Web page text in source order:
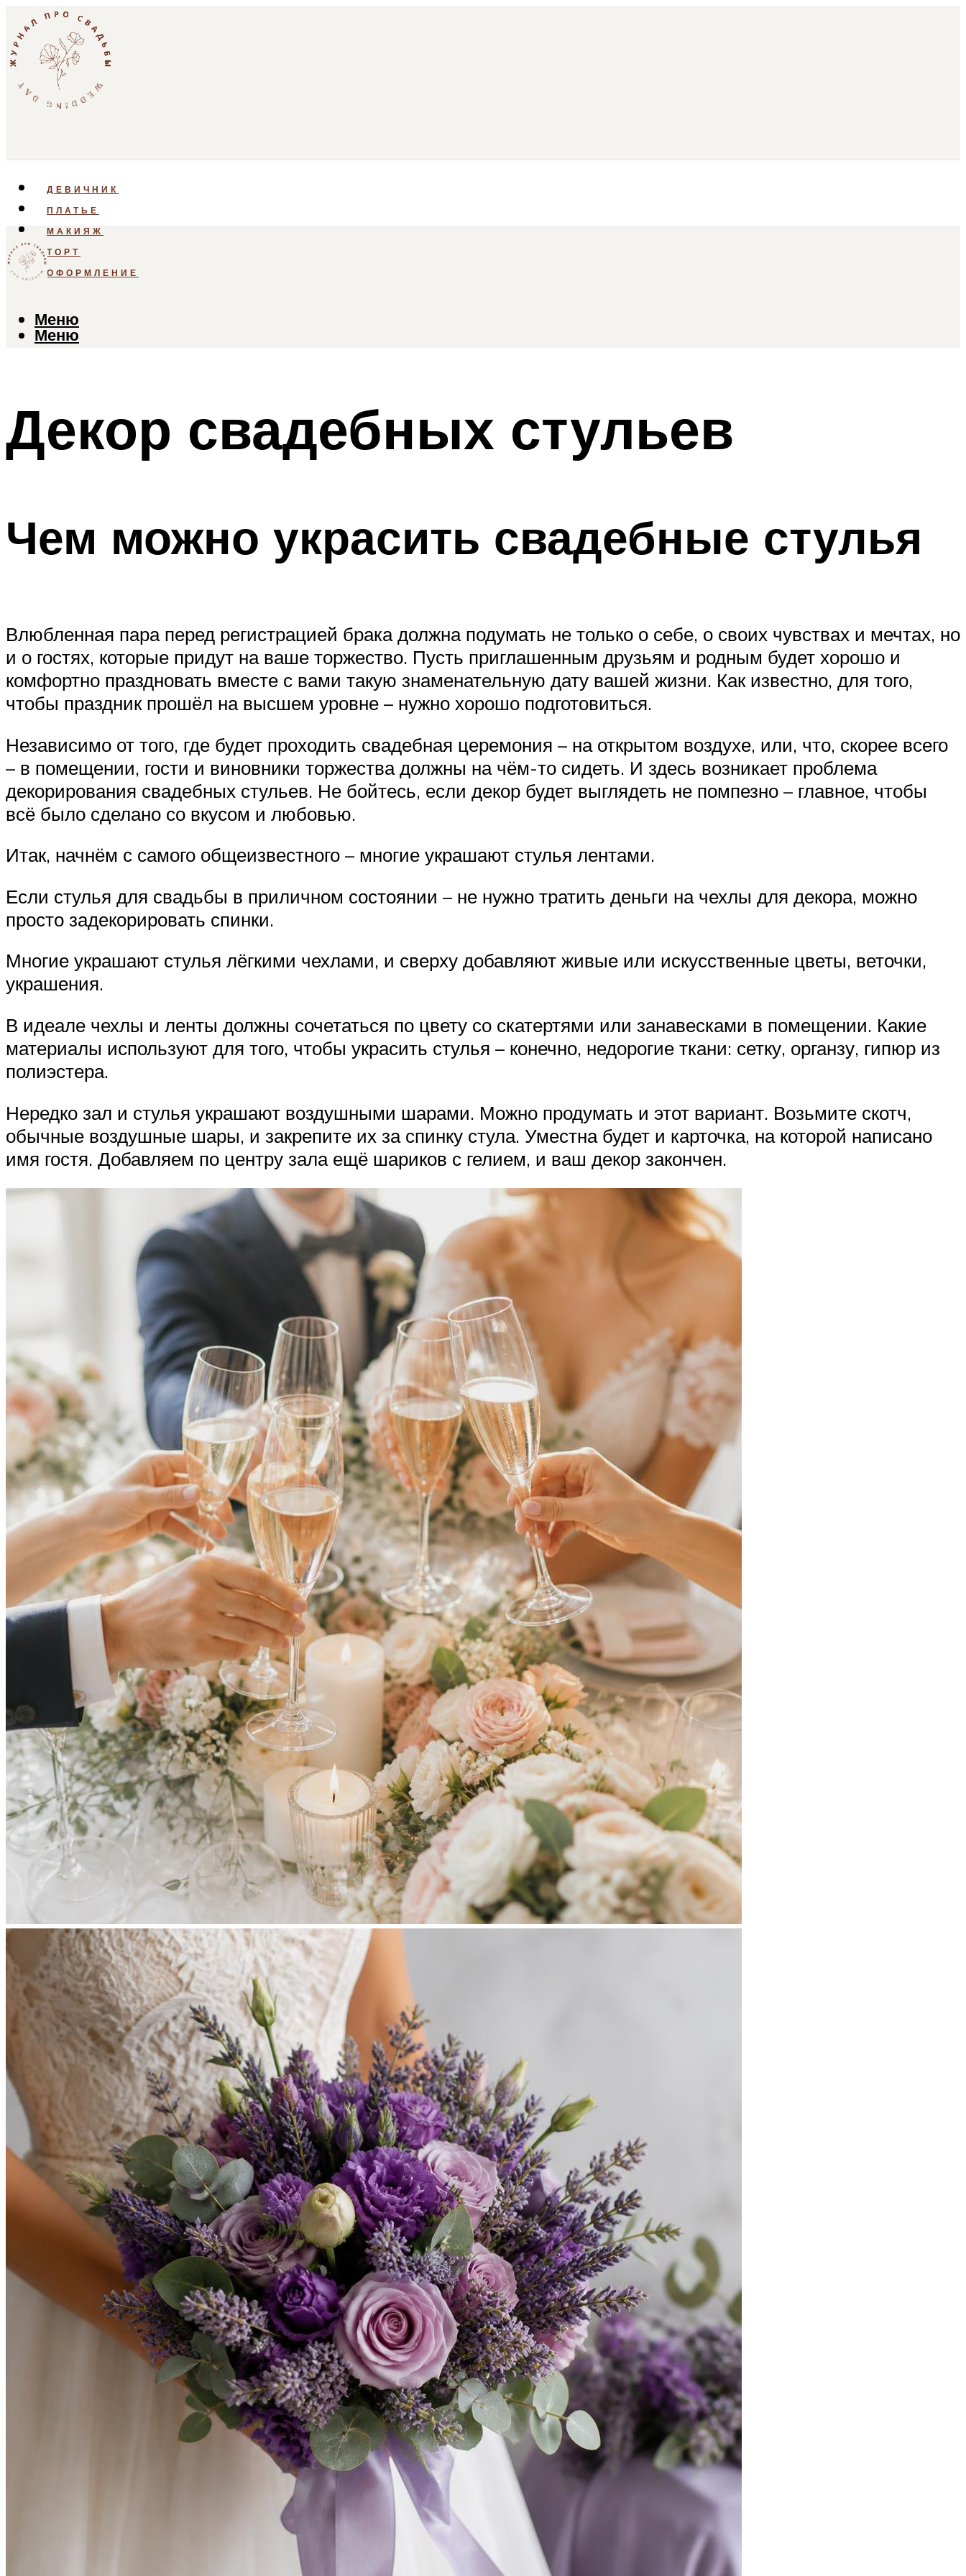
ДЕВИЧНИК
ПЛАТЬЕ
МАКИЯЖ
ТОРТ
ОФОРМЛЕНИЕ
Меню
Меню
Декор свадебных стульев
Чем можно украсить свадебные стулья
Влюбленная пара перед регистрацией брака должна подумать не только о себе, о своих чувствах и мечтах, но
и о гостях, которые придут на ваше торжество. Пусть приглашенным друзьям и родным будет хорошо и
комфортно праздновать вместе с вами такую знаменательную дату вашей жизни. Как известно, для того,
чтобы праздник прошёл на высшем уровне – нужно хорошо подготовиться.
Независимо от того, где будет проходить свадебная церемония – на открытом воздухе, или, что, скорее всего
– в помещении, гости и виновники торжества должны на чём-то сидеть. И здесь возникает проблема
декорирования свадебных стульев. Не бойтесь, если декор будет выглядеть не помпезно – главное, чтобы
всё было сделано со вкусом и любовью.
Итак, начнём с самого общеизвестного – многие украшают стулья лентами.
Если стулья для свадьбы в приличном состоянии – не нужно тратить деньги на чехлы для декора, можно
просто задекорировать спинки.
Многие украшают стулья лёгкими чехлами, и сверху добавляют живые или искусственные цветы, веточки,
украшения.
В идеале чехлы и ленты должны сочетаться по цвету со скатертями или занавесками в помещении. Какие
материалы используют для того, чтобы украсить стулья – конечно, недорогие ткани: сетку, органзу, гипюр из
полиэстера.
Нередко зал и стулья украшают воздушными шарами. Можно продумать и этот вариант. Возьмите скотч,
обычные воздушные шары, и закрепите их за спинку стула. Уместна будет и карточка, на которой написано
имя гостя. Добавляем по центру зала ещё шариков с гелием, и ваш декор закончен.